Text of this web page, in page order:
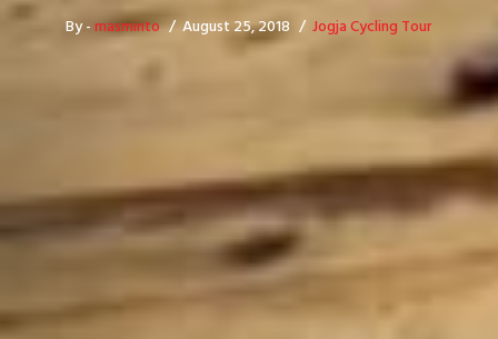
By -masminto August 25, 2018 Jogja Cycling Tour